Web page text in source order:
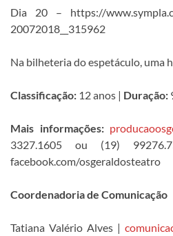
Dia 20 – https://
20072018__315962
Na bilheteria do espetáculo, uma
Classificação: 12 anos | Duração:
Mais informações:
3327.1605 ou (19)
facebook.com/osgeraldosteatro
Coordenadoria de Comunicação
Tatiana Valério Alves |